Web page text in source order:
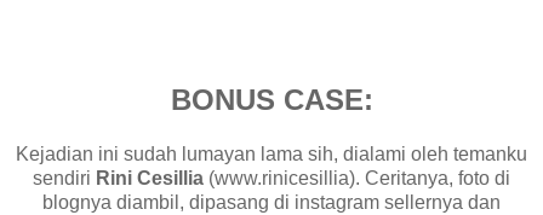
BONUS CASE:
Kejadian ini sudah lumayan lama sih, dialami oleh temanku
sendiri Rini Cesillia (www.rinicesillia). Ceritanya, foto di
blognya diambil, dipasang di instagram sellernya dan